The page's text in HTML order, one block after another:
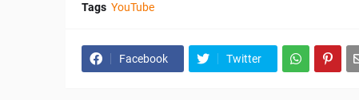
Tags YouTube
Facebook Twitter